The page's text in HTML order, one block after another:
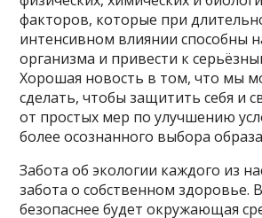
факторов, которые при
интенсивном влиянии способны
организма и привести к
Хорошая новость в том, что мы
сделать, чтобы защитить себя и
от простых мер по улучшению
более осознанного выбора
Забота об экологии каждого из
забота о собственном здоровье.
безопаснее будет окружающая